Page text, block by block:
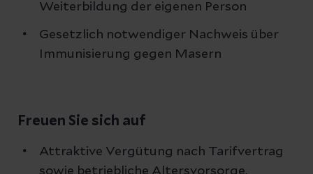
Weiterbildung der eigenen Person
Gesetzlich notwendiger Nachweis über
Immunisierung gegen Masern
Freuen Sie sich auf
Attraktive Vergütung nach Tarifvertrag
sowie betriebliche Altersvorsorge,